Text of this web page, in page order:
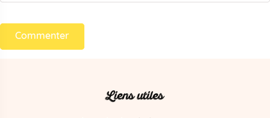
Commenter
Liens utiles